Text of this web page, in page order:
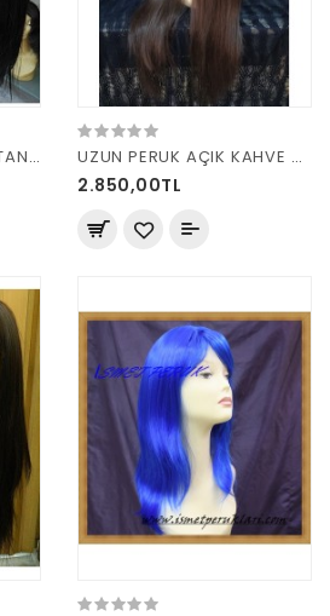
UZUN PERUK 4499 KESTANE R2 UZUN PERUK AÇIK KAHVE 4499
2.850,00TL